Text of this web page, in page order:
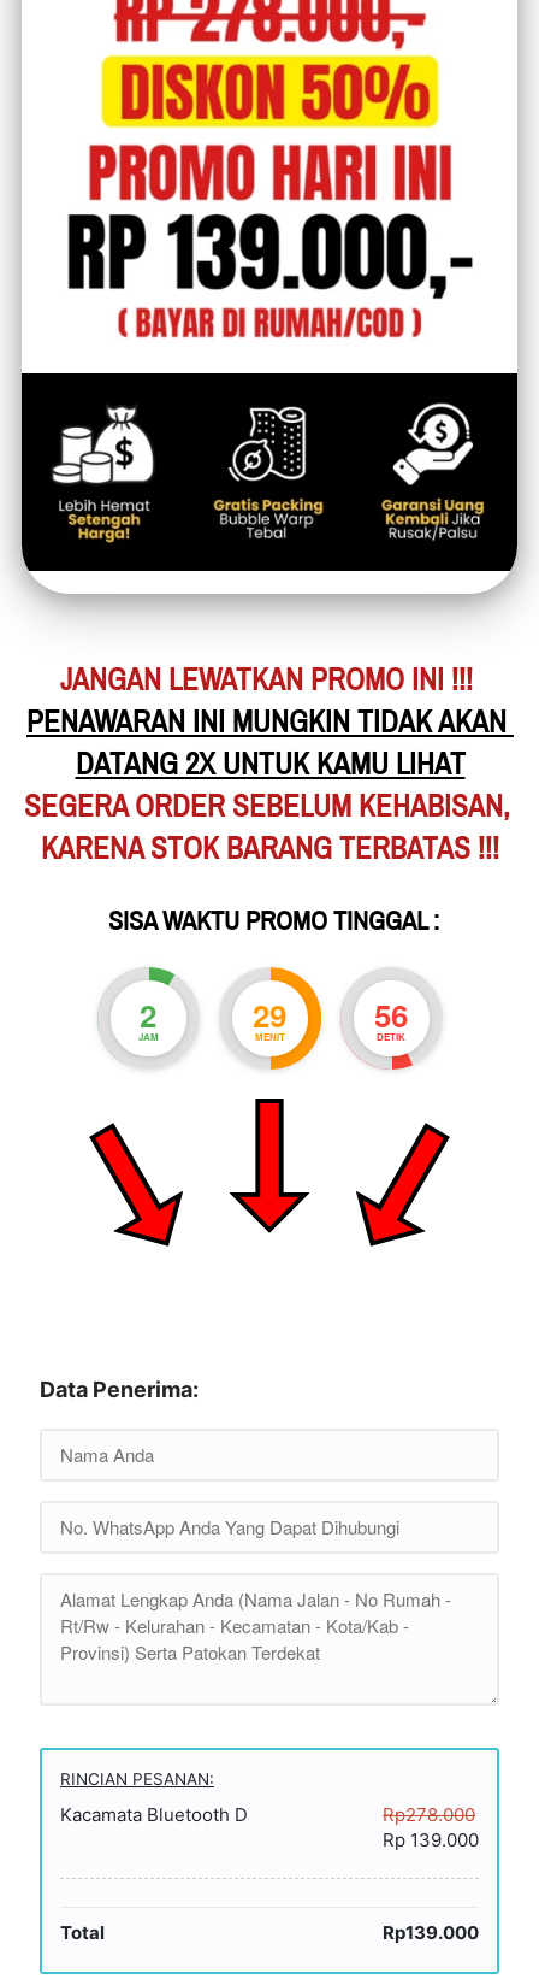
JANGAN LEWATKAN PROMO INI !!!
PENAWARAN INI MUNGKIN TIDAK AKAN
DATANG 2X UNTUK KAMU LIHAT
SEGERA ORDER SEBELUM KEHABISAN,
KARENA STOK BARANG TERBATAS !!!
SISA WAKTU PROMO TINGGAL :
2
JAM 29
MENIT 54
DETIK
Data Penerima:
RINCIAN PESANAN:
Kacamata Bluetooth D
Rp278.000
Rp 139.000
Total Rp139.000